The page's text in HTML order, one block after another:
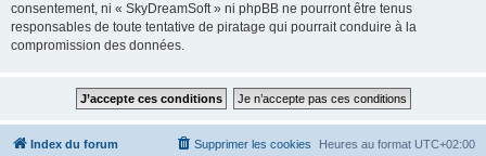
consentement, ni « SkyDreamSoft » ni phpBB ne pourront être tenus
responsables de toute tentative de piratage qui pourrait conduire à la
compromission des données.
Index du forum Heures au format UTC+02:00
Supprimer les cookies